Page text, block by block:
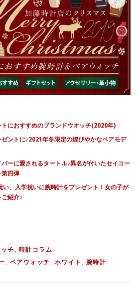
におすすめのブランドウオッチ(2020年)
ントに♪2021年冬限定の煌びやかなペアモデ
ーに愛されるタートル♪異名が付いたセイコー
四弾
い、入学祝いに腕時計をプレゼント！女の子が
紹介♪
チ, 時計コラム
, ペアウォッチ, ホワイト , 腕時計